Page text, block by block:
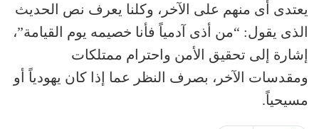
يعتدى أى منهم على الآخر، وكلنا يعرف نص الحديث
الذى يقول: “من أذى آدمياً فأنا خصيمه يوم القيامة”،
إشارة إلى تحقيق الأمن واحترام ممتلكات
ومقدسات الآخر، بصرف النظر عما إذا كان يهودياً أو
مسيحياً.